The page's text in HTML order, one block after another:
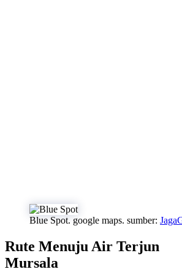
Blue Spot. google maps. sumber:
Rute Menuju Air Terjun
Mursala